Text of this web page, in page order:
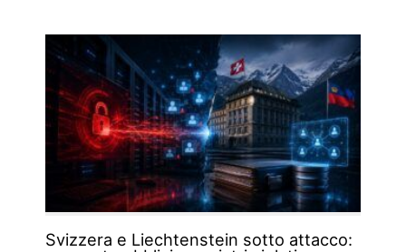
Svizzera e Liechtenstein sotto attacco: